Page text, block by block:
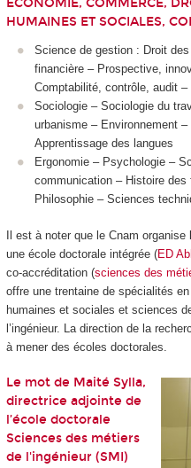
HUMAINES ET SOCIALES,
Science de gestion : Droit
financière – Prospective,
Comptabilité, contrôle, audit
Sociologie – Sociologie du
urbanisme – Environnement
Apprentissage des langues
Ergonomie – Psychologie –
communication – Histoire
Philosophie – Sciences
Il est à noter que le Cnam
une école doctorale intégrée (ED
co-accréditation (sciences des
offre une trentaine de spécialités
humaines et sociales et sciences
l’ingénieur. La direction de la
à mener des écoles doctorales.
Le mot de Maité Sylla,
directrice adjointe de
l’école doctorale
Sciences des métiers
de l'ingénieur (SMI)